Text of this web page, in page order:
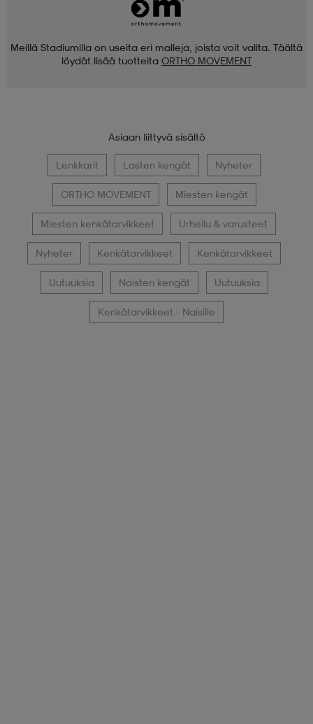
Meillä Stadiumilla on useita eri malleja, joista voit valita. Täältä
löydät lisää tuotteita ORTHO MOVEMENT
Asiaan liittyvä sisältö
Lenkkarit Lasten kengät Nyheter
ORTHO MOVEMENT Miesten kengät
Miesten kenkätarvikkeet Urheilu & varusteet
Nyheter Kenkätarvikkeet Kenkätarvikkeet
Uutuuksia Naisten kengät Uutuuksia
Kenkätarvikkeet - Naisille